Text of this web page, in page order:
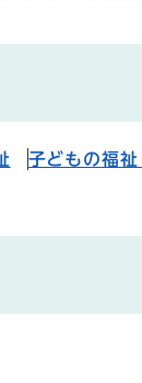
子どもの福